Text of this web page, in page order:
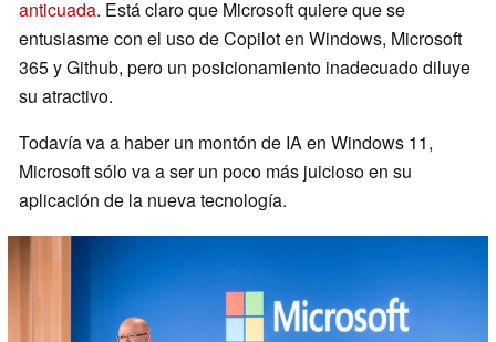
anticuada. Está claro que Microsoft quiere que se
entusiasme con el uso de Copilot en Windows, Microsoft
365 y Github, pero un posicionamiento inadecuado diluye
su atractivo.
Todavía va a haber un montón de IA en Windows 11,
Microsoft sólo va a ser un poco más juicioso en su
aplicación de la nueva tecnología.